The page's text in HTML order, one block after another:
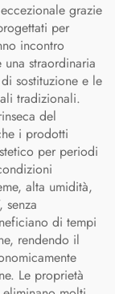
grazie
per
incontro
straordinaria
sostituzione e le
tradizionali.
del
i prodotti
per periodi
alta umidità,
senza
di tempi
rendendo il
Le proprietà